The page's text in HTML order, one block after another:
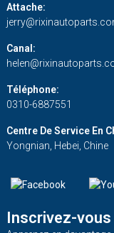
Attache:
Canal:
Téléphone:
0310-6887551
Centre De Service En
Yongnian, Hebei, Chine
Inscrivez-